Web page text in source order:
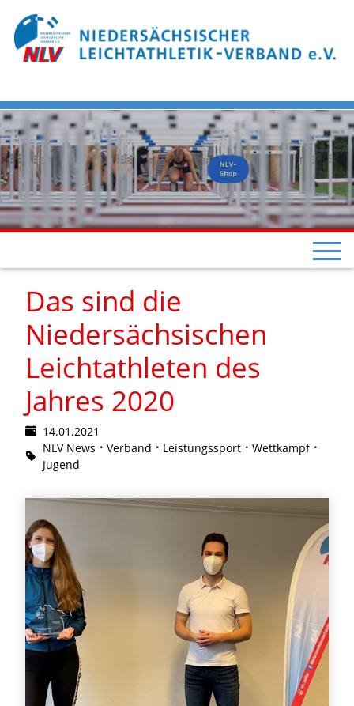
Das sind die
Niedersächsischen
Leichtathleten des
Jahres 2020
14.01.2021
NLV News
Verband Leistungssport
Wettkampf
Jugend